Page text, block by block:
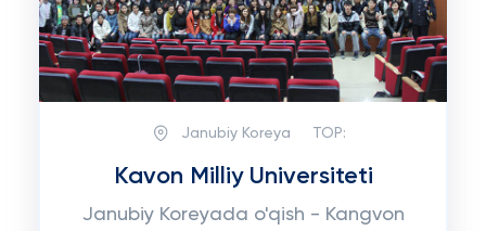
Janubiy Koreya TOP:
Kavon Milliy Universiteti
Janubiy Koreyada o'qish - Kangvon